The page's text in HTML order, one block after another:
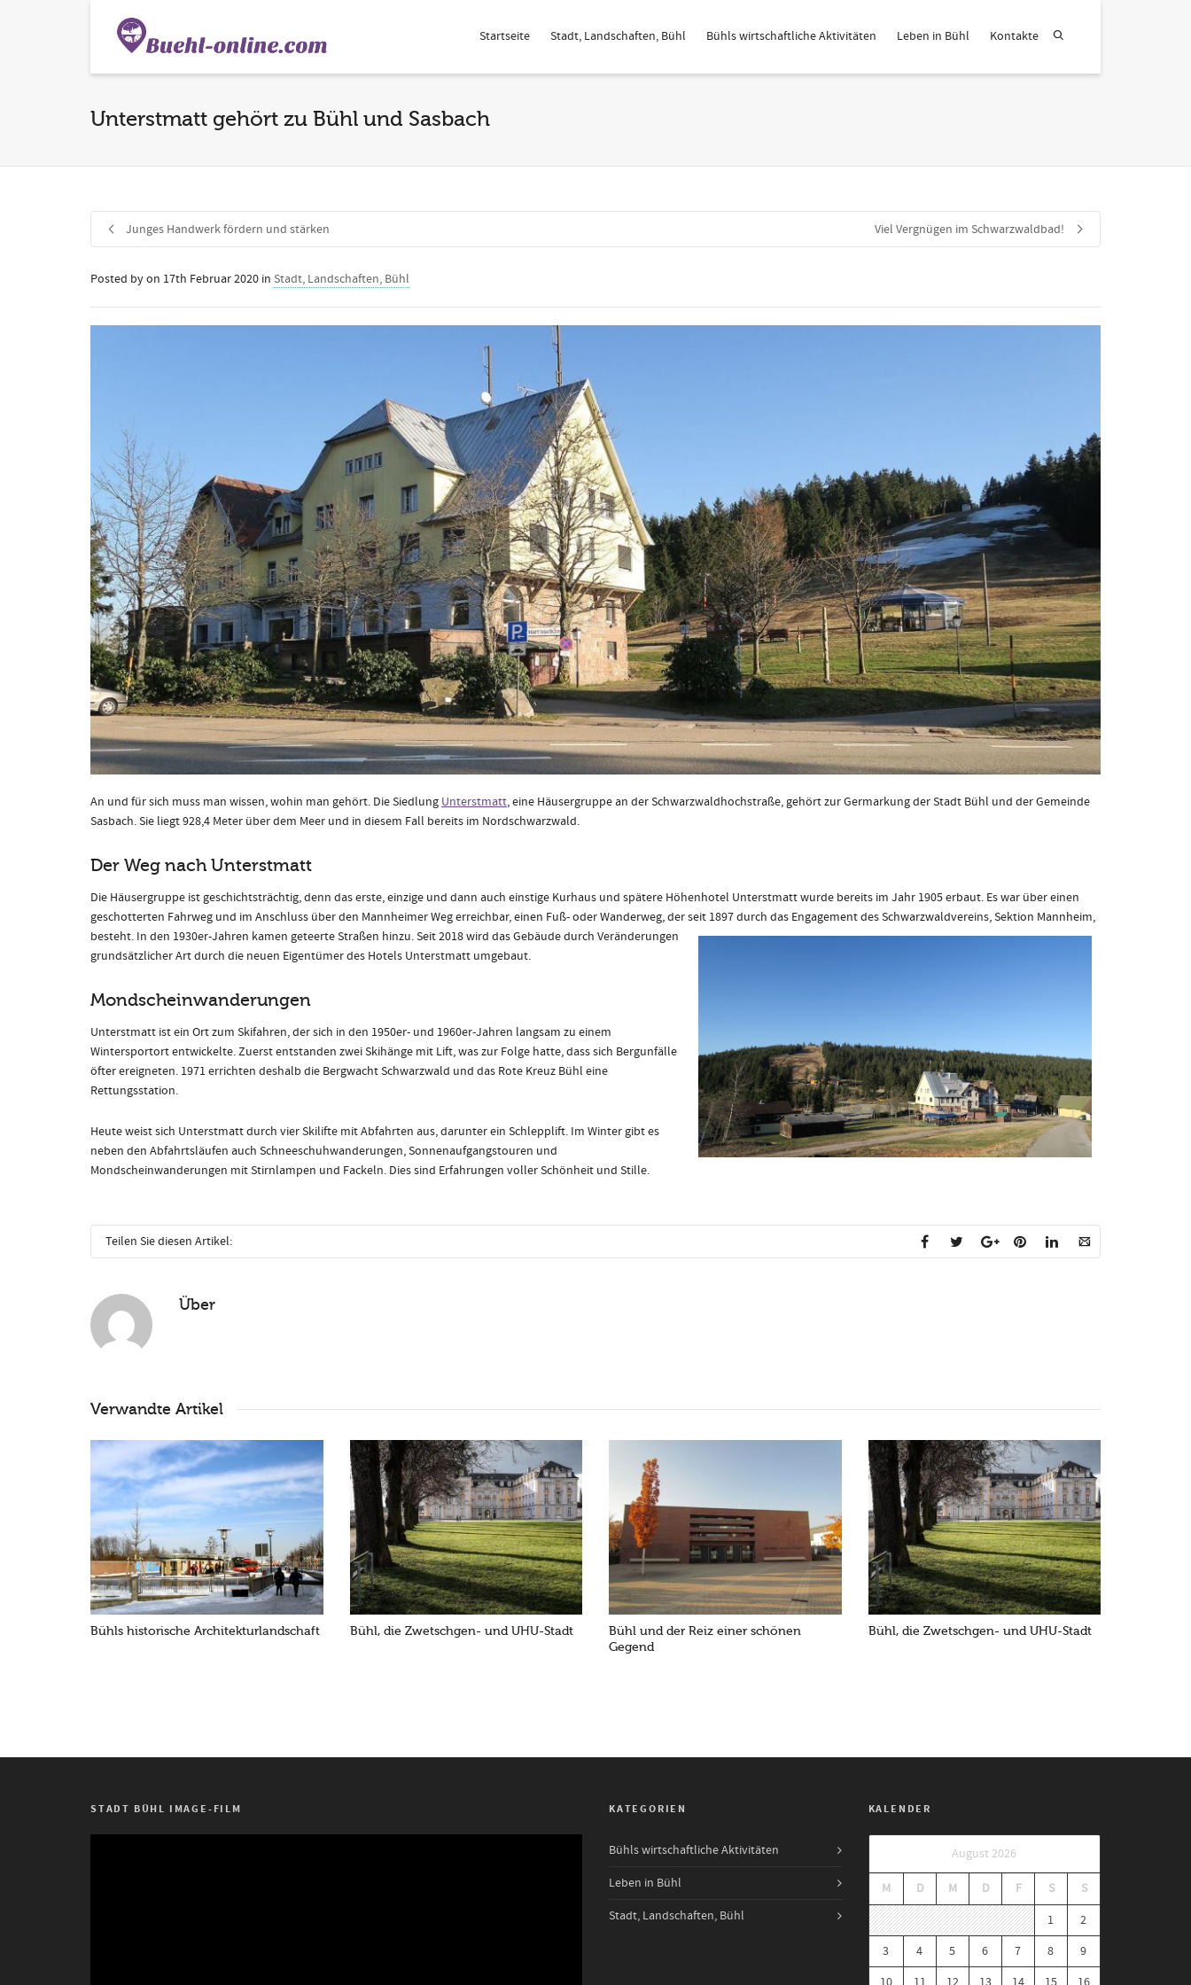
Startseite Stadt, Landschaften, Bühl Bühls wirtschaftliche Aktivitäten Leben in Bühl Kontakte
Unterstmatt gehört zu Bühl und Sasbach
Junges Handwerk fördern und stärken Viel Vergnügen im Schwarzwaldbad!
Posted byon 17th Februar 2020 in Stadt, Landschaften, Bühl
An und für sich muss man wissen, wohin man gehört. Die Siedlung Unterstmatt, eine Häusergruppe an der Schwarzwaldhochstraße, gehört zur Germarkung der Stadt Bühl und der Gemeinde
Sasbach. Sie liegt 928,4 Meter über dem Meer und in diesem Fall bereits im Nordschwarzwald.
Der Weg nach Unterstmatt
Die Häusergruppe ist geschichtsträchtig, denn das erste, einzige und dann auch einstige Kurhaus und spätere Höhenhotel Unterstmatt wurde bereits im Jahr 1905 erbaut. Es war über einen
geschotterten Fahrweg und im Anschluss über den Mannheimer Weg erreichbar, einen Fuß- oder Wanderweg, der seit 1897 durch das Engagement des Schwarzwaldvereins, Sektion Mannheim,
besteht. In den 1930er-Jahren kamen geteerte Straßen hinzu.Seit 2018 wird das Gebäude durch Veränderungen
grundsätzlicher Art durch die neuen Eigentümer des Hotels Unterstmatt umgebaut.
Mondscheinwanderungen
Unterstmatt ist ein Ort zum Skifahren, der sich in den 1950er- und 1960er-Jahren langsam zu einem
Wintersportort entwickelte. Zuerst entstanden zwei Skihänge mit Lift, was zur Folge hatte, dass sich Bergunfälle
öfter ereigneten. 1971 errichten deshalb die Bergwacht Schwarzwald und das Rote Kreuz Bühl eine
Rettungsstation.
Heute weist sich Unterstmatt durch vier Skilifte mit Abfahrten aus, darunter ein Schlepplift. Im Winter gibt es
neben den Abfahrtsläufen auch Schneeschuhwanderungen, Sonnenaufgangstouren und
Mondscheinwanderungen mit Stirnlampen und Fackeln. Dies sind Erfahrungen voller Schönheit und Stille.
Teilen Sie diesen Artikel:
Über
Verwandte Artikel
Bühls historische Architekturlandschaft Bühl, die Zwetschgen- und UHU-Stadt
Bühl und der Reiz einer schönen
Gegend
Bühl, die Zwetschgen- und UHU-Stadt
STADT BÜHL IMAGE-FILM KATEGORIEN
Bühls wirtschaftliche Aktivitäten
Leben in Bühl
Stadt, Landschaften, Bühl
KALENDER
August 2026
M D M D F S
S
1
2
3
4 5 6 7 8
9